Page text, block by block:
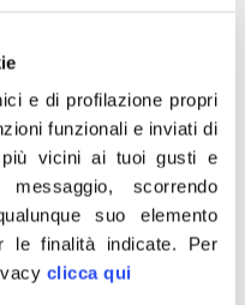
e di profilazione propri
funzionali e inviati di
più vicini ai tuoi gusti e
messaggio, scorrendo
suo elemento
le finalità indicate. Per
clicca qui
nazionale”.
ai fondi per la
governo Meloni.
il sistema
che superano
dal Governo